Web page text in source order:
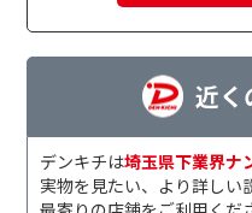
近く
デンキチは埼玉県下業界ナ
実物を見たい、より詳しい